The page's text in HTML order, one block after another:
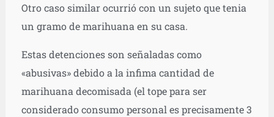
Otro caso similar ocurrió con un sujeto que tenia
un gramo de marihuana en su casa.
Estas detenciones son señaladas como
«abusivas» debido a la infima cantidad de
marihuana decomisada (el tope para ser
considerado consumo personal es precisamente 3